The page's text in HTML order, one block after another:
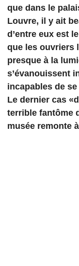
que dans le
Louvre, il y ait
d’entre eux est
que les ouvriers
presque à la
s’évanouissent
incapables de
Le dernier cas
terrible fantôme
musée remonte